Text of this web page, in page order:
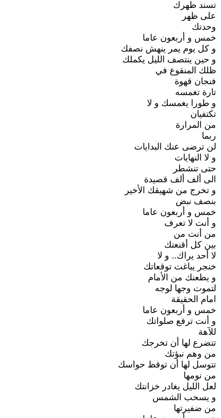
تسند ظهرك
على ظهر
وحدتك
خمس و أربعون عاما
و كل يوم يمر ينهش نصفك
و حين ينتصف الليل يكملك
ظلك المنقوع في
فنجان قهوة
تارة تغمسه
و طورا يغمسك و لا
تكتفيان
من المرارة
ربما
لن ترضى عنك البدايات
و لا النهايات
حتى تنشطر
الى ألف ألف قصيدة
و تخرج من شهيقك الأخير
بنصف نبض
خمس و أربعون عاما
و أنت لا تعرف
من أنت من
بين كل أقنعتك
لا أحد يراك.. و لا
خنجر يباغت توقعاتك
و يطعنك من الأمام
لتموت وجها لوجه
امام الحقيقة
خمس و أربعون عاما
و أنت ترفع صلواتك
للآهة
تتضرع لها أن تخرجك
من وهم نبؤتك
تتوسل لها أن توقظ حواسك
من نومها
لعل الليل يغادر خزانتك
و يسحب الشمس
من ضفيرتها